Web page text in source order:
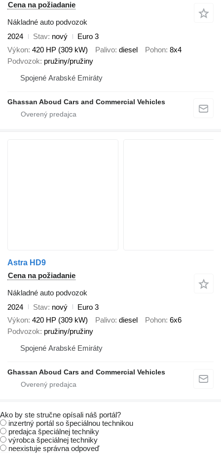
Cena na požiadanie
Nákladné auto podvozok
2024
Stav nový
Euro 3
Výkon 420 HP (309 kW) Palivo diesel Pohon 8x4
Podvozok pružiny/pružiny
Spojené Arabské Emiráty
Ghassan Aboud Cars and Commercial Vehicles
Astra HD9
Cena na požiadanie
Nákladné auto podvozok
2024
Stav nový
Euro 3
Výkon 420 HP (309 kW) Palivo diesel Pohon 6x6
Podvozok pružiny/pružiny
Spojené Arabské Emiráty
Ghassan Aboud Cars and Commercial Vehicles
Ako by ste stručne opísali náš portál?
inzertný portál so špeciálnou technikou
predajca špeciálnej techniky
výrobca špeciálnej techniky
neexistuje správna odpoveď